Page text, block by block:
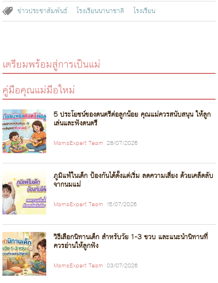
ข่าวประชาสัมพันธ์ โรงเรียนนานาชาติ โรงเรียน
เตรียมพร้อมสู่การเป็นแม่
คู่มือคุณแม่มือใหม่
5 ประโยชน์ของดนตรีต่อลูกน้อย คุณแม่ควรสนับสนุน ให้ลูก
เล่นและฟังดนตรี
MamaExpert Team 28/07/2026
ภูมิแพ้ในเด็ก ป้องกันได้ตั้งแต่เริ่ม ลดความเสี่ยง ด้วยเคล็ดลับ
จากนมแม่
MamaExpert Team 15/07/2026
วิธีเลือกนิทานเด็ก สำหรับวัย 1-3 ขวบ และแนะนำนิทานที่
ควรอ่านให้ลูกฟัง
MamaExpert Team 03/07/2026